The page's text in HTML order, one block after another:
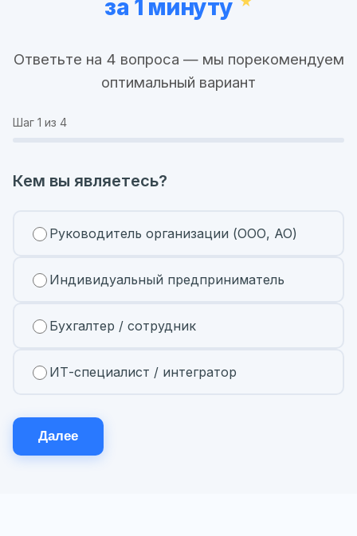
за 1 минуту
Ответьте на 4 вопроса — мы порекомендуем
оптимальный вариант
Шаг 1 из 4
Кем вы являетесь?
Руководитель организации (ООО, АО)
Индивидуальный предприниматель
Бухгалтер / сотрудник
ИТ-специалист / интегратор
Далее